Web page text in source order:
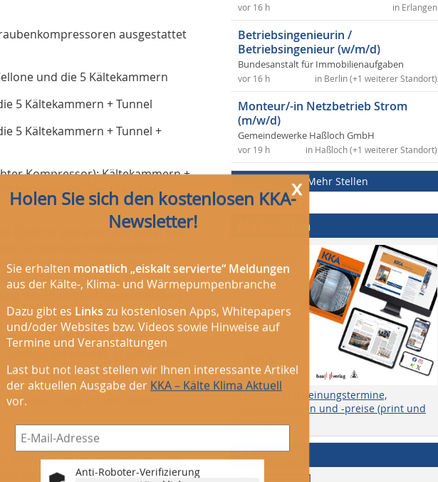
ausgestattet
und die 5 Kältekammern
5 Kältekammern + Tunnel
5 Kältekammern + Tunnel +
Kompressor): Kältekammern +
Kompressor, der tagsüber
Ölkühler mit einer Kapazität von
Kondensatorverdampfern mit
Es ist möglich, einen der
den Wasser- und Luftdurchsatz
mit Flüssigkeitspegelmessung
Dabei werden
verwendet. In der großen
mit einer Austauschfläche
000 m³/Stunde zum Einsatz. Bei
jeweils 493 m² und einem
einem Überflutungsverdampfer
versorgt. Dazu werden vier
Holen Sie sich den kostenlosen KKA-
Newsletter!
monatlich „eiskalt servierte“ Meldungen
Dazu gibt esLinkszu kostenlosen Apps, Whitepapers
und/oder Websites bzw. Videos sowie Hinweise auf
Termine und Veranstaltungen
Last but not least stellen wir Ihnen interessante Artikel
der aktuellen Ausgabe derKKA – Kälte Klima Aktuell
vor.
Anti-Roboter-Verifizierung
Hier klicken
in Erlangen
vor 16 h
Betriebsingenieurin /
Betriebsingenieur (w/m/d)
Bundesanstalt für Immobilienaufgaben
in Berlin (+1 weiterer Standort)
vor 16 h
Monteur/-in Netzbetrieb Strom
(m/w/d)
Gemeindewerke Haßloch GmbH
in Haßloch (+1 weiterer Standort)
vor 19 h
Mehr Stellen
Mediadaten
Themen, Erscheinungstermine,
Anzeigengrößen und -preise (print und
online) etc.
Abo + Heft